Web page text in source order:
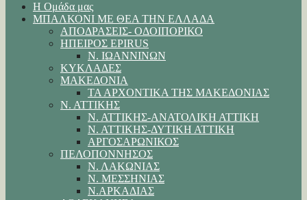
Η Ομάδα μας
ΜΠΑΛΚΟΝΙ ΜΕ ΘΕΑ ΤΗΝ ΕΛΛΑΔΑ
ΑΠΟΔΡΑΣΕΙΣ- ΟΔΟΙΠΟΡΙΚΟ
ΗΠΕΙΡΟΣ EPIRUS
Ν. ΙΩΑΝΝΙΝΩΝ
ΚΥΚΛΑΔΕΣ
ΜΑΚΕΔΟΝΙΑ
ΤΑ ΑΡΧΟΝΤΙΚΑ ΤΗΣ ΜΑΚΕΔΟΝΙΑΣ
Ν. ΑΤΤΙΚΗΣ
Ν. ΑΤΤΙΚΗΣ-ΑΝΑΤΟΛΙΚΗ ΑΤΤΙΚΗ
Ν. ΑΤΤΙΚΗΣ-ΔΥΤΙΚΗ ΑΤΤΙΚΗ
ΑΡΓΟΣΑΡΩΝΙΚΟΣ
ΠΕΛΟΠΟΝΝΗΣΟΣ
Ν. ΛΑΚΩΝΙΑΣ
Ν. ΜΕΣΣΗΝΙΑΣ
Ν.ΑΡΚΑΔΙΑΣ